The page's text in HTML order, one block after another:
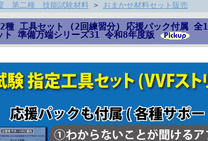
第二種 技能試験材料> おまかせ材料セット販売
種 工具セット (2回練習分) 応援パック付属 全
ト 準備万端シリーズ31 令和8年度版